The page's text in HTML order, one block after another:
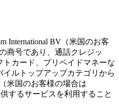
International BV（米国のお客
商号であり、通話クレジッ
トカード、プリペイドマネーな
ルトップアップカテゴリから
米国のお客様の場合は
供するサービスを利用すること